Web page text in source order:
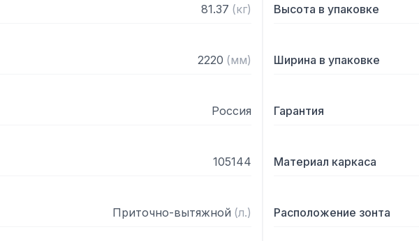
81.37 (кг) Высота в упаковке
2220 (мм) Ширина в упаковке
Россия Гарантия
105144 Материал каркаса
Приточно-вытяжной (л.) Расположение зонта